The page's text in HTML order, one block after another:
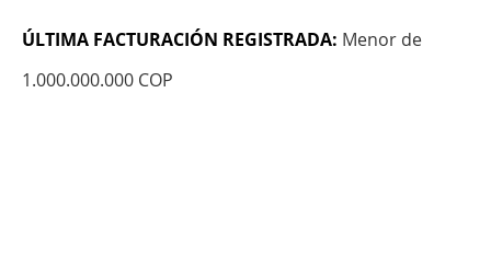
ÚLTIMA FACTURACIÓN REGISTRADA: Menor de
1.000.000.000 COP